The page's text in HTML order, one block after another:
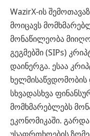
WazirX-ის
მოიცავს
მონაწილეობა
გეგმებში (SIPs)
დაინერგა. ესაა
სხვადასხვა
მომხმარებლებს
ეკონომიკაში.